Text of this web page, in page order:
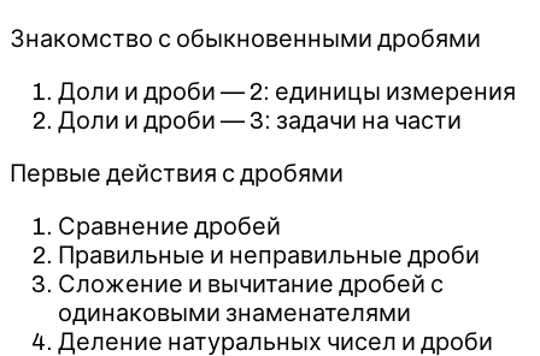
Знакомство с обыкновенными дробями
Доли и дроби — 2: единицы измерения
Доли и дроби — 3: задачи на части
Первые действия с дробями
Сравнение дробей
Правильные и неправильные дроби
Сложение и вычитание дробей с
одинаковыми знаменателями
Деление натуральных чисел и дроби